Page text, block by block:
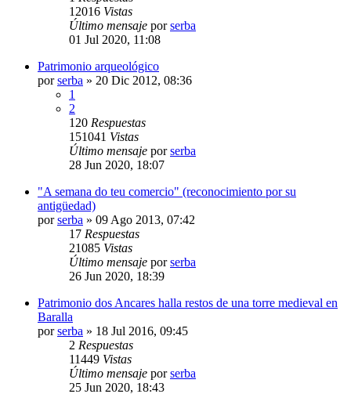
12016 Vistas
Último mensaje porserba
01 Jul 2020, 11:08
Patrimonio arqueológico
porserba » 20 Dic 2012, 08:36
1
2
120 Respuestas
151041 Vistas
Último mensaje porserba
28 Jun 2020, 18:07
"A semana do teu comercio" (reconocimiento por su
antigüedad)
porserba » 09 Ago 2013, 07:42
17 Respuestas
21085 Vistas
Último mensaje porserba
26 Jun 2020, 18:39
Patrimonio dos Ancares halla restos de una torre medieval en
Baralla
porserba » 18 Jul 2016, 09:45
2 Respuestas
11449 Vistas
Último mensaje porserba
25 Jun 2020, 18:43